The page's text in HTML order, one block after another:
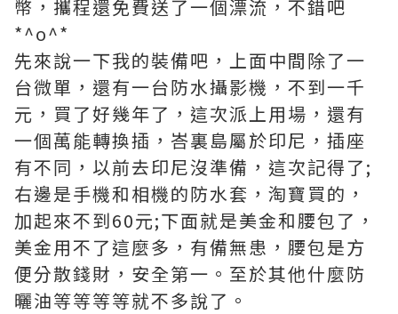
幣，攜程還免費送了一個漂流，不錯吧
*^ο^*
先來說一下我的裝備吧，上面中間除了一
台微單，還有一台防水攝影機，不到一千
元，買了好幾年了，這次派上用場，還有
一個萬能轉換插，峇裏島屬於印尼，插座
有不同，以前去印尼沒準備，這次記得了;
右邊是手機和相機的防水套，淘寶買的，
加起來不到60元;下面就是美金和腰包了，
美金用不了這麼多，有備無患，腰包是方
便分散錢財，安全第一。至於其他什麼防
曬油等等等等就不多說了。